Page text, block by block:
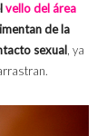
vello del área
de la
sexual, ya